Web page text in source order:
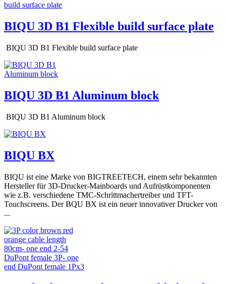
BIQU 3D B1 Flexible build surface plate
BIQU 3D B1 Flexible build surface plate
BIQU 3D B1 Aluminum block
BIQU 3D B1 Aluminum block
BIQU BX
BIQU ist eine Marke von BIGTREETECH, einem sehr bekannten
Hersteller für 3D-Drucker-Mainboards und Aufrüstkomponenten
wie z.B. verschiedene TMC-Schrittmachertreiber und TFT-
Touchscreens. Der BQU BX ist ein neuer innovativer Drucker von
...